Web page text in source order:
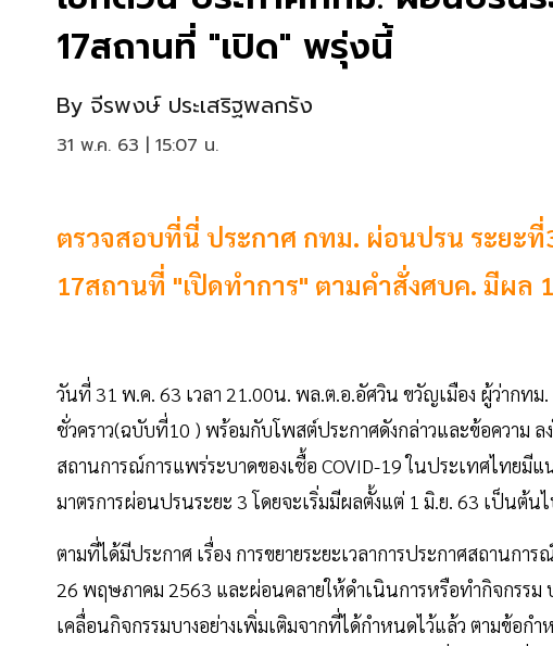
17สถานที่ "เปิด" พรุ่งนี้
By จีรพงษ์ ประเสริฐพลกรัง
31 พ.ค. 63 | 15:07 น.
ตรวจสอบที่นี่ ประกาศ กทม. ผ่อนปรน ระยะ
17สถานที่ "เปิดทำการ" ตามคำสั่งศบค. มีผล
วันที่ 31 พ.ค. 63 เวลา 21.00น. พล.ต.อ.อัศวิน ขวัญเมือง ผู้ว่ากท
ชั่วคราว(ฉบับที่10 ) พร้อมกับโพสต์ประกาศดังกล่าวและข้อความ
สถานการณ์การแพร่ระบาดของเชื้อ COVID-19 ในประเทศไทยมี
มาตรการผ่อนปรนระยะ​ 3​ โดยจะเริ่ม​มีผลตั้งแต่ 1​ มิ.ย.​ 63​ เป็นต้น
ตามที่ได้มีประกาศ เรื่อง การขยายระยะเวลาการประกาศสถานก
26 พฤษภาคม 2563 และผ่อนคลายให้ดําเนินการหรือทํากิจกรรม
เคลื่อนกิจกรรมบางอย่างเพิ่มเติมจากที่ได้กําหนดไว้แล้ว ตามข้อกํ